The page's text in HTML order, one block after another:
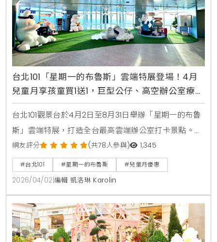
台北101「星期一的布魯斯」雲端特展登場！4月
兒童月享孩童買1送1，巨型公仔、高空辦公室療癒
必拍
台北101觀景台於4月2日至8月31日舉辦「星期一的布魯
斯」雲端特展，打造全台最高雲端辦公室打卡景點。現
場設有巨型布魯斯裝置、互動拍貼機與快閃店。4月兒
童月更祭出國人孩童兩人同行一人免費優惠，是親子旅
遊與職場療癒的必訪首選。
網友評分 (共78人參與) 1,345
#台北101 #星期一的布魯斯 #兒童月優惠
2026/04/02 編輯 凱洛琳 Karolin